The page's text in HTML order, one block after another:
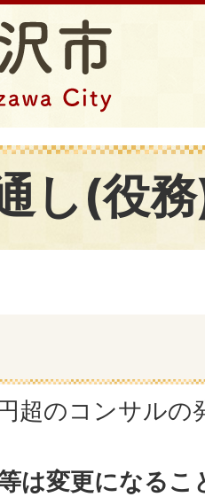
し(役
超のコンサルの
は変更になるこ